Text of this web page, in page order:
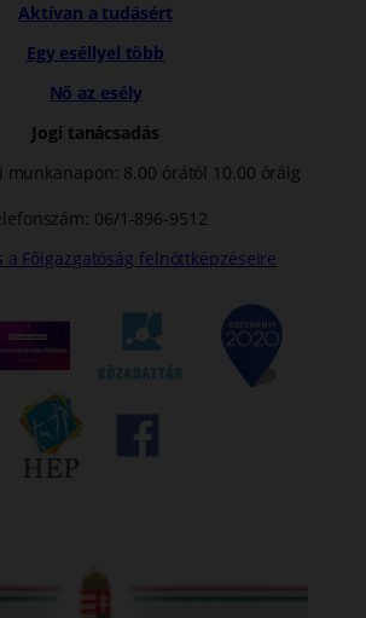
Aktívan a tudásért
Egy eséllyel több
Nő az esély
Jogi tanácsadás
8.00 órától 10.00 óráig
06/1-896-9512
a Főigazgatóság felnőttképzéseire